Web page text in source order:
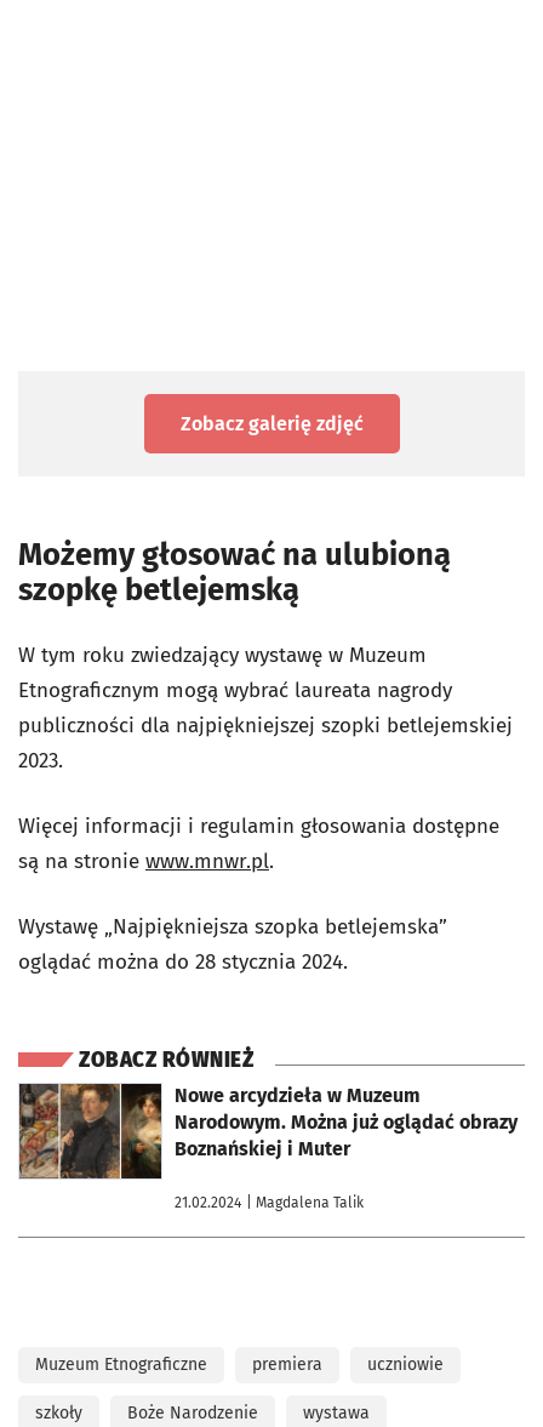
Zobacz galerię zdjęć
Możemy głosować na ulubioną
szopkę betlejemską
W tym roku zwiedzający wystawę w Muzeum
Etnograficznym mogą wybrać laureata nagrody
publiczności dla najpiękniejszej szopki betlejemskiej
2023.
Więcej informacji i regulamin głosowania dostępne
są na stronie www.mnwr.pl.
Wystawę „Najpiękniejsza szopka betlejemska”
oglądać można do 28 stycznia 2024.
ZOBACZ RÓWNIEŻ
Nowe arcydzieła w Muzeum
Narodowym. Można już oglądać obrazy
Boznańskiej i Muter
21.02.2024 | Magdalena Talik
otworzy się w nowej karcie
Muzeum Etnograficzne premiera uczniowie
szkoły Boże Narodzenie wystawa